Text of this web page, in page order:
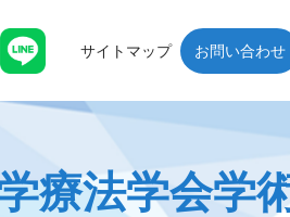
サイトマップ お問い合わせ
療法学会学